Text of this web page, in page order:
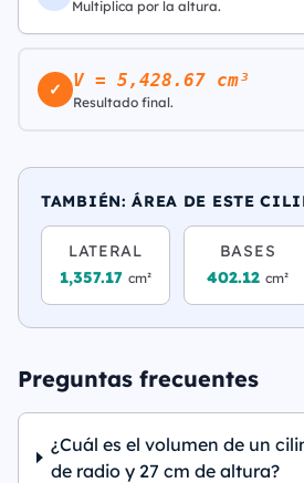
Multiplica por la altura.
✓ V = 5,428.67 cm³
Resultado final.
TAMBIÉN: ÁREA DE ESTE
LATERAL
1,357.17 cm²
BASES
402.12 cm²
Preguntas frecuentes
¿Cuál es el volumen de un
de radio y 27 cm de altura?